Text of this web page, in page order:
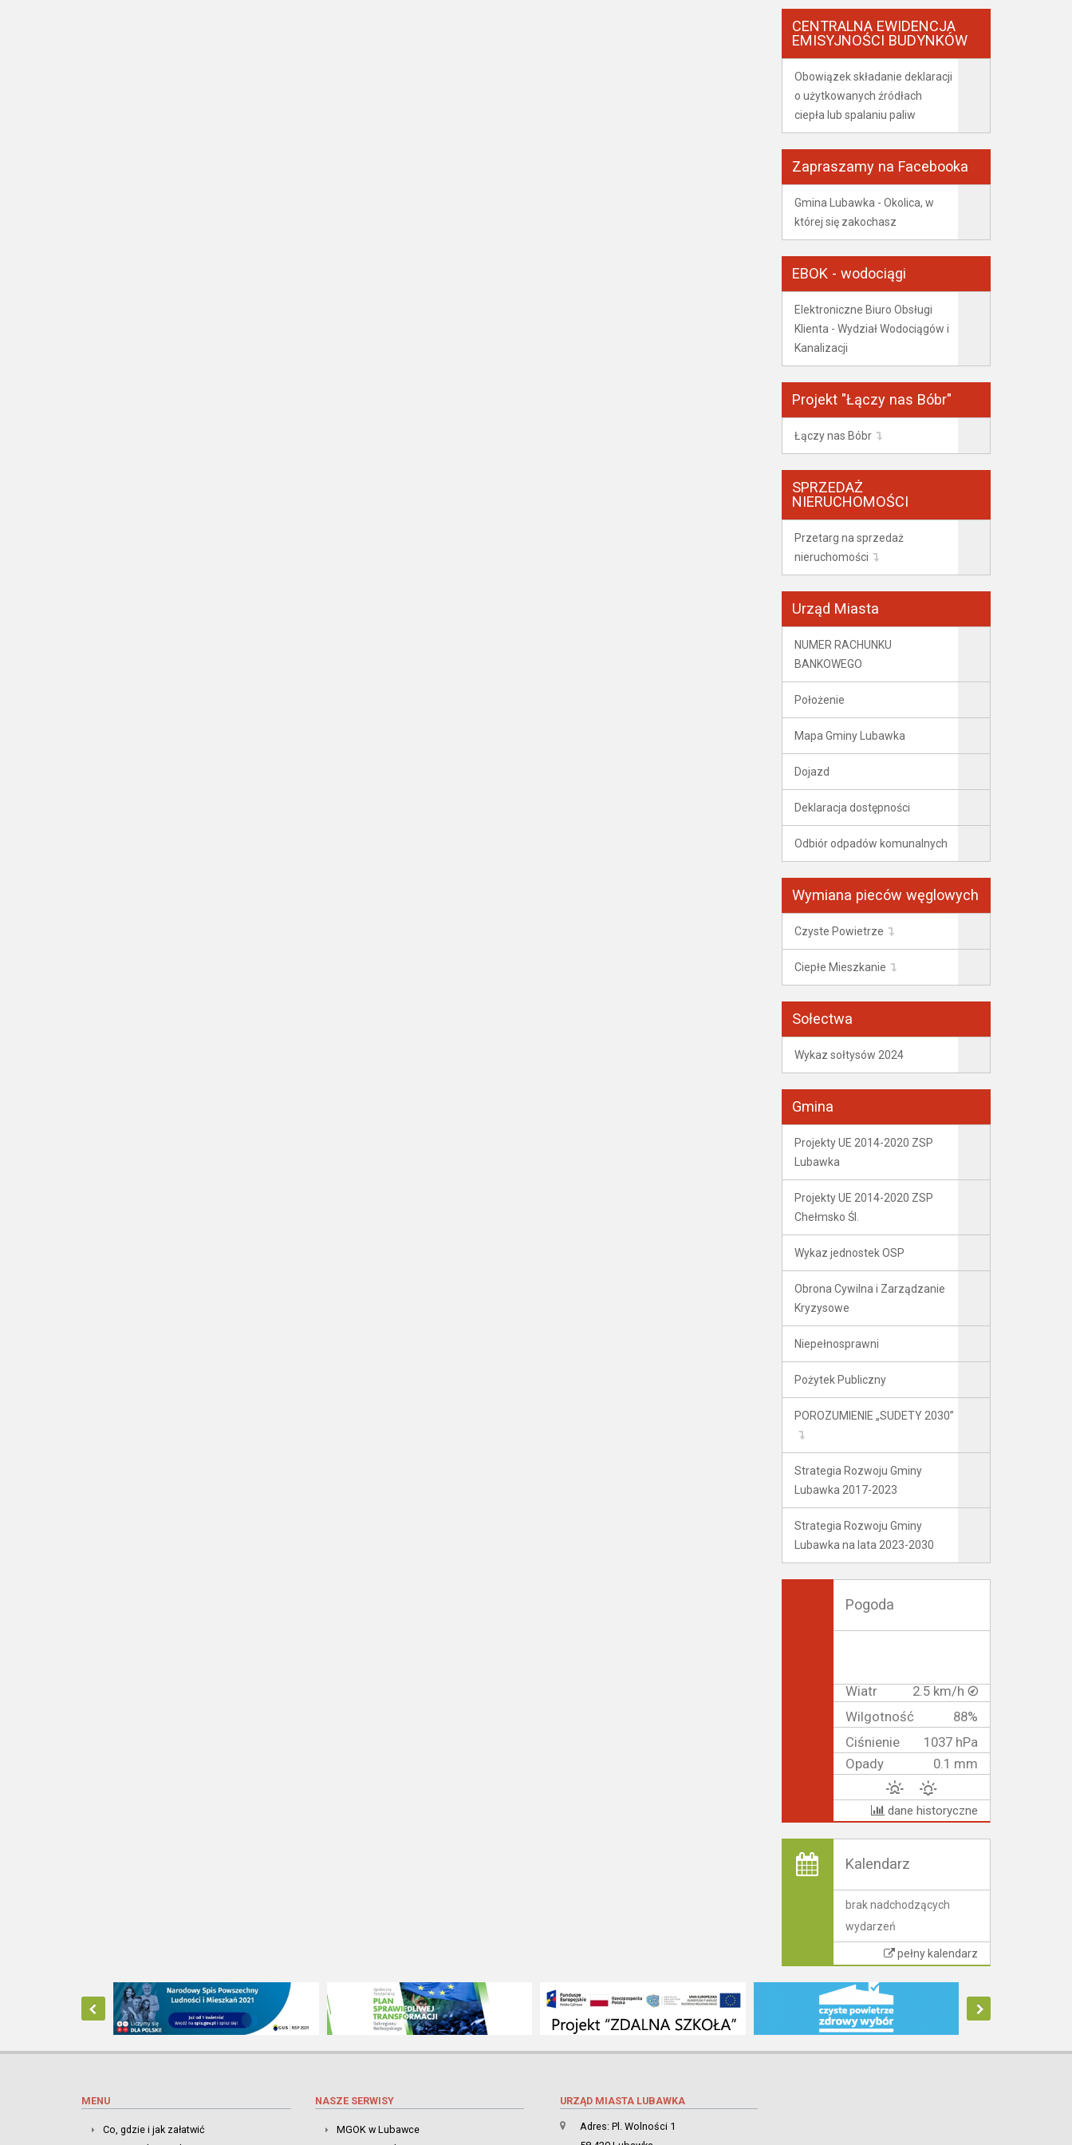
CENTRALNA EWIDENCJA
EMISYJNOŚCI BUDYNKÓW
Obowiązek składanie deklaracji
o użytkowanych źródłach
ciepła lub spalaniu paliw
Zapraszamy na Facebooka
Gmina Lubawka - Okolica, w
której się zakochasz
EBOK - wodociągi
Elektroniczne Biuro Obsługi
Klienta - Wydział Wodociągów i
Kanalizacji
Projekt "Łączy nas Bóbr"
Łączy nas Bóbr
SPRZEDAŻ
NIERUCHOMOŚCI
Przetarg na sprzedaż
nieruchomości
Urząd Miasta
NUMER RACHUNKU
BANKOWEGO
Położenie
Mapa Gminy Lubawka
Dojazd
Deklaracja dostępności
Odbiór odpadów komunalnych
Wymiana pieców węglowych
Czyste Powietrze
Ciepłe Mieszkanie
Sołectwa
Wykaz sołtysów 2024
Gmina
Projekty UE 2014-2020 ZSP
Lubawka
Projekty UE 2014-2020 ZSP
Chełmsko Śl.
Wykaz jednostek OSP
Obrona Cywilna i Zarządzanie
Kryzysowe
Niepełnosprawni
Pożytek Publiczny
POROZUMIENIE „SUDETY 2030”
Strategia Rozwoju Gminy
Lubawka 2017-2023
Strategia Rozwoju Gminy
Lubawka na lata 2023-2030
Pogoda
Wiatr
2.5 km/h
Wilgotność
88%
Ciśnienie
1037 hPa
Opady
0.1 mm
dane historyczne
Kalendarz
brak nadchodzących
wydarzeń
pełny kalendarz
MENU
Co, gdzie i jak załatwić
NASZE SERWISY
MGOK w Lubawce
URZĄD MIASTA LUBAWKA
Adres: Pl. Wolności 1